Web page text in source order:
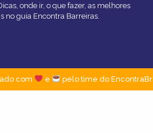
onde ir, o que fazer, as melhores
no guia Encontra Barreiras.
com e pelo time do